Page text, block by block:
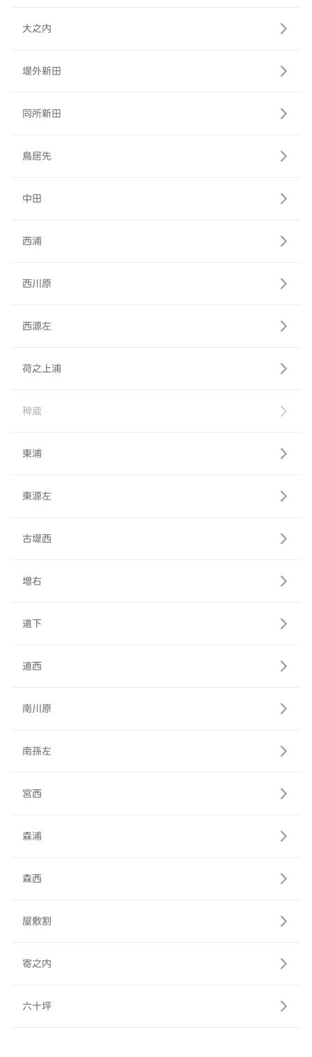
大之内
堤外新田
同所新田
鳥居先
中田
西浦
西川原
西源左
荷之上浦
稗蔵
東浦
東源左
古堤西
増右
道下
道西
南川原
南孫左
宮西
森浦
森西
屋敷割
寄之内
六十坪